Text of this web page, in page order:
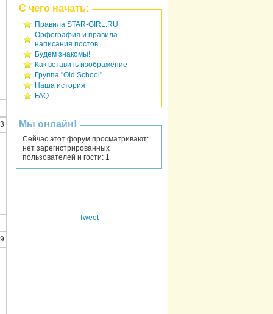
С чего начать:
Правила STAR-GIRL.RU
Орфография и правила
написания постов
Будем знакомы!
Как вставить изображение
Группа "Old School"
Наша история
FAQ
Мы онлайн!
Сейчас этот форум просматривают:
нет зарегистрированных
пользователей и гости: 1
Tweet